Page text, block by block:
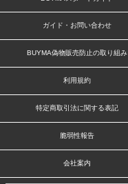
ガイド・お問い合わせ
BUYMA偽物販売防止の取り組み
利用規約
特定商取引法に関する表記
脆弱性報告
会社案内